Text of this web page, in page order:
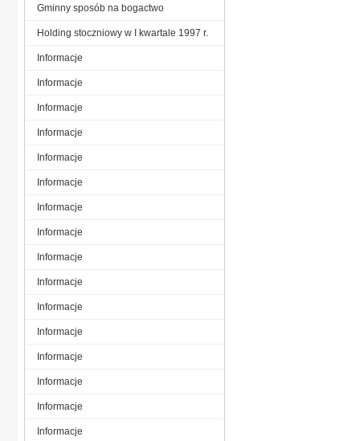
Gminny sposób na bogactwo
Holding stoczniowy w I kwartale 1997 r.
Informacje
Informacje
Informacje
Informacje
Informacje
Informacje
Informacje
Informacje
Informacje
Informacje
Informacje
Informacje
Informacje
Informacje
Informacje
Informacje